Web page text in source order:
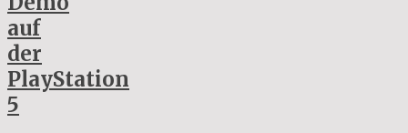
auf
der
PlayStation
5